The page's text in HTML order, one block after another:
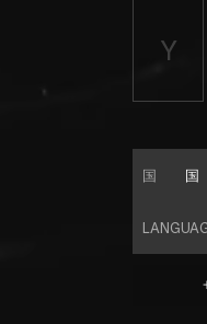
国
国